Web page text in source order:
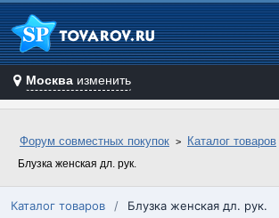
Москва изменить
Форум совместных покупок Каталог товаров
Блузка женская дл. рук.
Каталог товаров / Блузка женская дл. рук.